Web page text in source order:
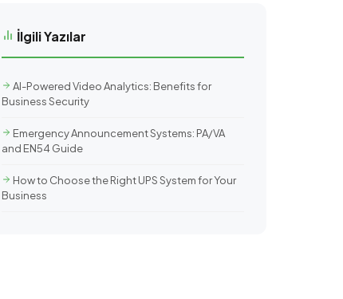
İlgili Yazılar
AI-Powered Video Analytics: Benefits for
Business Security
Emergency Announcement Systems: PA/VA
and EN54 Guide
How to Choose the Right UPS System for Your
Business